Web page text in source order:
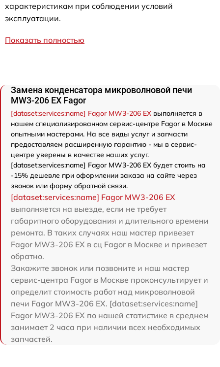
характеристикам при соблюдении условий
эксплуатации.
Показать полностью
Замена конденсатора микроволновой печи
MW3-206 EX Fagor
[dataset:services:name] Fagor MW3-206 EX выполняется в
нашем специализированном сервис-центре Fagor в Москве
опытными мастерами. На все виды услуг и запчасти
предоставляем расширенную гарантию - мы в сервис-
центре уверены в качестве наших услуг.
[dataset:services:name] Fagor MW3-206 EX будет стоить на
-15% дешевле при оформлении заказа на сайте через
звонок или форму обратной связи.
[dataset:services:name] Fagor MW3-206 EX
выполняется на выезде, если не требует
габаритного оборудования и длительного времени
ремонта. В таких случаях наш мастер привезет
Fagor MW3-206 EX в сц Fagor в Москве и привезет
обратно.
Закажите звонок или позвоните и наш мастер
сервис-центра Fagor в Москве проконсультирует и
определит стоимость работ над микроволновой
печи Fagor MW3-206 EX. [dataset:services:name]
Fagor MW3-206 EX по нашей статистике в среднем
занимает 2 часа при наличии всех необходимых
запчастей.